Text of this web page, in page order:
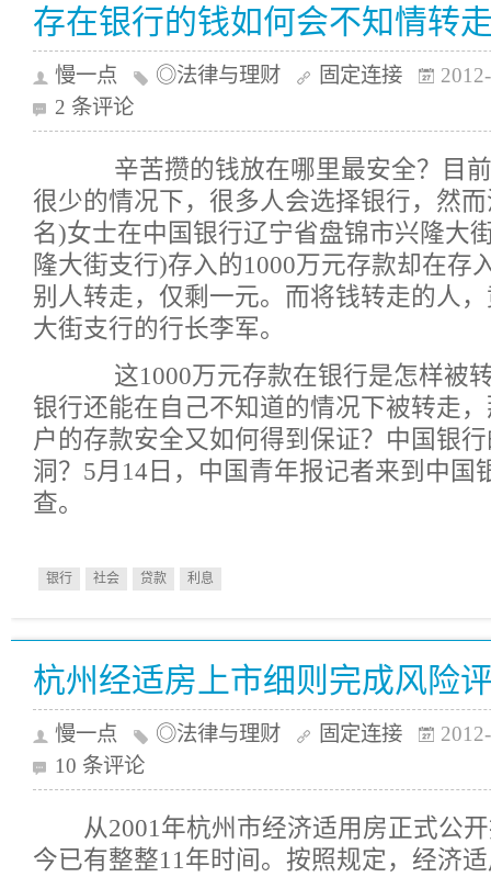
存在银行的钱如何会不知情转
慢一点 ◎法律与理财 固定连接
2 条评论
辛苦攒的钱放在哪里最安全？目前
很少的情况下，很多人会选择银行，然
名)女士在中国银行辽宁省盘锦市兴隆大
隆大街支行)存入的1000万元存款却在存
别人转走，仅剩一元。而将钱转走的人
大街支行的行长李军。
这1000万元存款在银行是怎样被
银行还能在自己不知道的情况下被转走
户的存款安全又如何得到保证？中国银
洞？5月14日，中国青年报记者来到中国
查。
银行 社会 贷款 利息
杭州经适房上市细则完成风险
慢一点 ◎法律与理财 固定连接
10 条评论
从2001年杭州市经济适用房正式公开
今已有整整11年时间。按照规定，经济